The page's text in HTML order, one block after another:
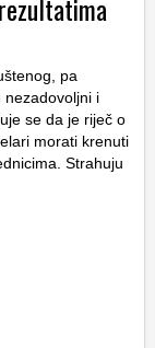
pa
nezadovoljni i
se da je riječ o
morati krenuti
Strahuju